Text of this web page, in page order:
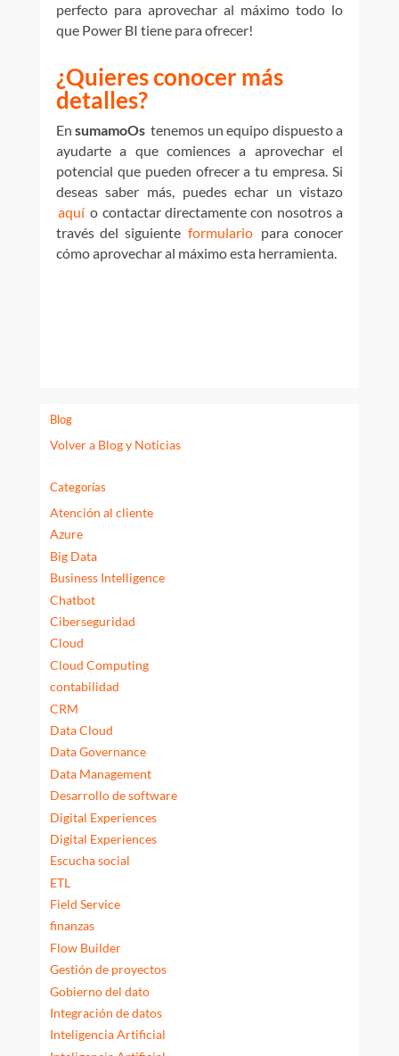
perfecto para aprovechar al máximo todo lo
que Power BI tiene para ofrecer!
¿Quieres conocer más
detalles?
EnsumamoOs tenemos un equipo dispuesto a
ayudarte a que comiences a aprovechar el
potencial que pueden ofrecer a tu empresa.Si
deseas saber más, puedes echar unvistazo
aquí o contactar directamente con nosotros a
través del siguienteformulario para conocer
cómo aprovechar al máximo esta herramienta.
Blog
Volver a Blog y Noticias
Categorías
Atención al cliente
Azure
Big Data
Business Intelligence
Chatbot
Ciberseguridad
Cloud
Cloud Computing
contabilidad
CRM
Data Cloud
Data Governance
Data Management
Desarrollo de software
Digital Experiences
Digital Experiences
Escucha social
ETL
Field Service
finanzas
Flow Builder
Gestión de proyectos
Gobierno del dato
Integración de datos
Inteligencia Artificial